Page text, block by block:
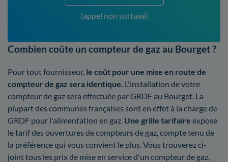
(appel non surtaxé)
Combien coûte un compteur de gaz au Bourget ?
Pour tout fournisseur, le coût pour une mise en route de
compteur de gaz sera identique. L'installation de votre
compteur de gaz sera effectuée par GRDF au Bourget. La
plupart des communes françaises sont en effet à la charge de
GRDF pour l'alimentation en gaz. Une grille tarifaire expose
le tarif des ouvertures de compteurs de gaz, compte tenu de
la préférence qui vous convient le plus. Vous trouverez ci-
joint tous les prix de mise en service d'un compteur de gaz,